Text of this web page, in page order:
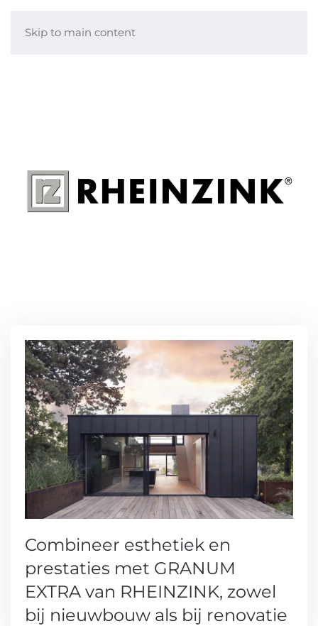
Skip to main content
Combineer esthetiek en
prestaties met GRANUM
EXTRA van RHEINZINK, zowel
bij nieuwbouw als bij renovatie